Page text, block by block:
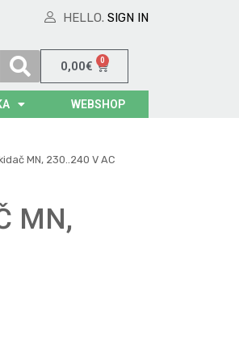
HELLO. SIGN IN
0,00€ 0
WEBSHOP
MN, 230..240 V AC
MN,